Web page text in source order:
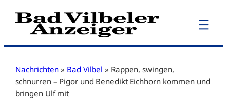
Zum
Inhalt
Nachrichten » Bad Vilbel » Rappen, swingen,
schnurren – Pigor und Benedikt Eichhorn kommen und
bringen Ulf mit